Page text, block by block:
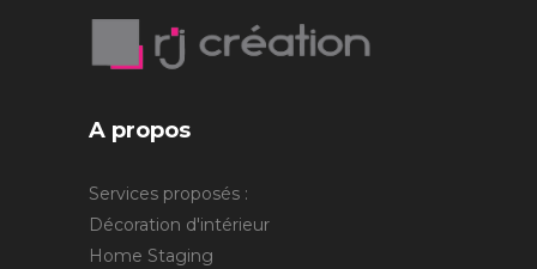
A propos
Services proposés :
Décoration d'intérieur
Home Staging